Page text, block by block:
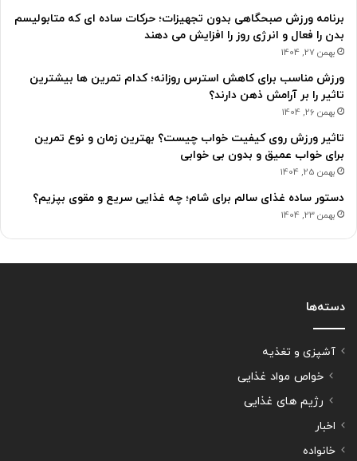
برنامه ورزش صبحگاهی بدون تجهیزات؛ حرکات ساده ای که متابولیسم
بدن را فعال و انرژی روز را افزایش می دهند
بهمن 27, 1404
ورزش مناسب برای کاهش استرس روزانه؛ کدام تمرین ها بیشترین
تاثیر را بر آرامش ذهن دارند؟
بهمن 26, 1404
تاثیر ورزش روی کیفیت خواب چیست؟ بهترین زمان و نوع تمرین
برای خواب عمیق و بدون بی خوابی
بهمن 25, 1404
دستور ساده غذای سالم برای شام؛ چه غذایی سریع و مقوی بپزیم؟
بهمن 23, 1404
دسته‌ها
آشپزی و تغذیه
خواص مواد غذایی
رژیم های غذایی
اخبار
خانواده